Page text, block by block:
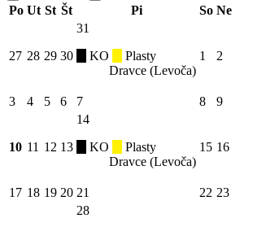
Po Ut St Št Pi So Ne
27 28 29 30
31
KO
Plasty
Dravce (Levoča)
1 2
3 4 5 6 7 8 9
10 11 12 13
14
KO
Plasty
Dravce (Levoča)
15 16
17 18 19 20 21 22 23
28